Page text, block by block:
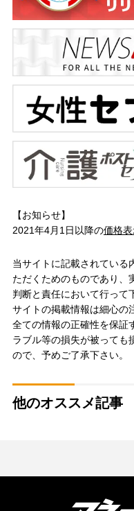
【お知らせ】
2021年4月1日以降の価格
当サイトに記載されている
ただくためのものであり、
判断と責任において行って
サイトの掲載情報は細心の
全ての情報の正確性を保証
ラブル等の損失が被っても
ので、予めご了承下さい。
他のオススメ記事